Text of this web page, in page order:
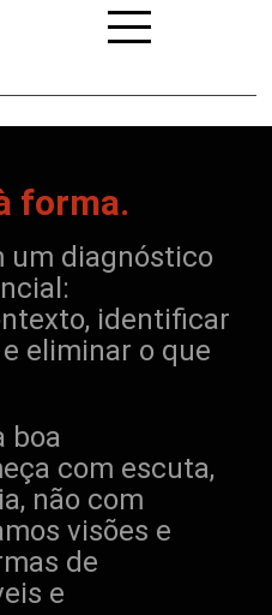
forma.
um diagnóstico
identificar
eliminar o que
boa
com escuta,
não com
visões e
de
e